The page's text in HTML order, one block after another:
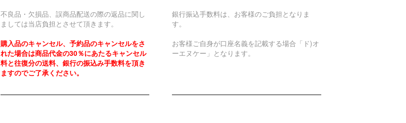
不良品・欠損品、誤商品配送の際の返品に関し
ましては当店負担とさせて頂きます。
購入品のキャンセル、予約品のキャンセルをさ
れた場合は商品代金の30％にあたるキャンセル
料と往復分の送料、銀行の振込み手数料を頂き
ますのでご了承ください。
銀行振込手数料は、お客様のご負担となりま
す。
お客様ご自身が口座名義を記載する場合「ド)オ
ーエヌケー」となります。